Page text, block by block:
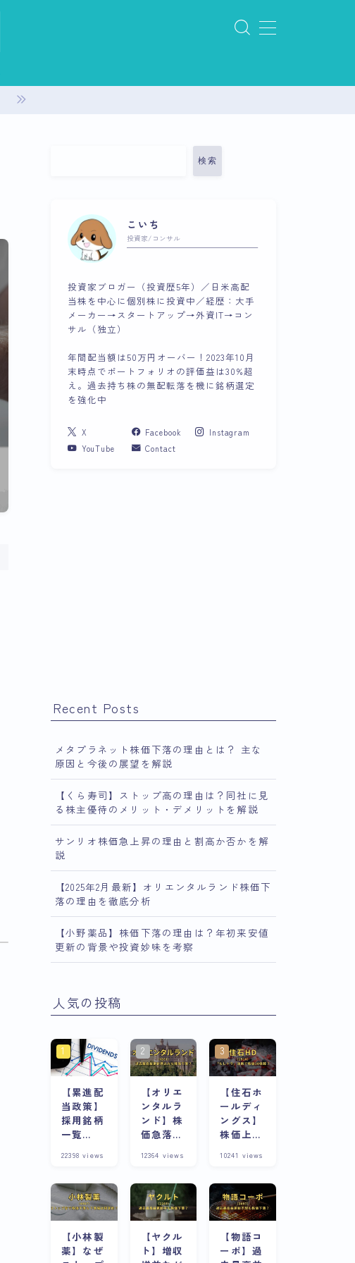
検索
こいち
投資家/コンサル
投資家ブロガー（投資歴5年）／日米高配
当株を中心に個別株に投資中／経歴：大手
メーカー→スタートアップ→外資IT→コン
サル（独立）
年間配当額は50万円オーバー！2023年10月
末時点でポートフォリオの評価益は30%超
え。過去持ち株の無配転落を機に銘柄選定
を強化中
X Facebook
Instagram
YouTube
Contact
Recent Posts
メタプラネット株価下落の理由とは？ 主な
原因と今後の展望を解説
【くら寿司】ストップ高の理由は？同社に見
る株主優待のメリット・デメリットを解説
サンリオ株価急上昇の理由と割高か否かを解
説
【2025年2月最新】オリエンタルランド株価下
落の理由を徹底分析
【小野薬品】株価下落の理由は？年初来安値
更新の背景や投資妙味を考察
人気の投稿
【累進配
当政策】
採用銘柄
一覧
新
22398 views
【オリエ
ンタルラ
ンド】株
価急落の
株主優待
銘柄は今
が割安？
12364 views
【住石ホ
ールディ
ングス】
株価上昇
は？スト
発急騰株
の将来性
と合わせ
て考察
10241 views
【小林製
薬】なぜ
【ヤクル
ト】増収
【物語コ
ーポ】過